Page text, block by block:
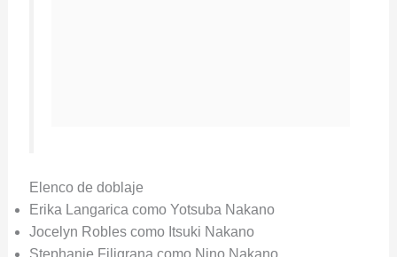
Elenco de doblaje
Erika Langarica como Yotsuba Nakano
Jocelyn Robles como Itsuki Nakano